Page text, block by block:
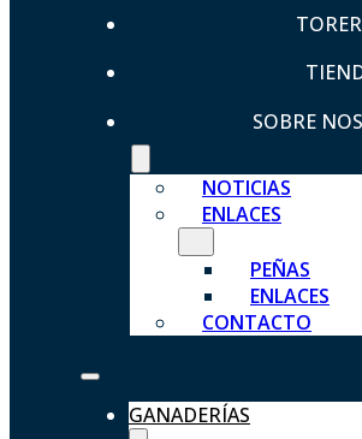
SOBRE
NOTICIAS
ENLACES
PEÑAS
ENLACES
CONTACTO
GANADERÍAS